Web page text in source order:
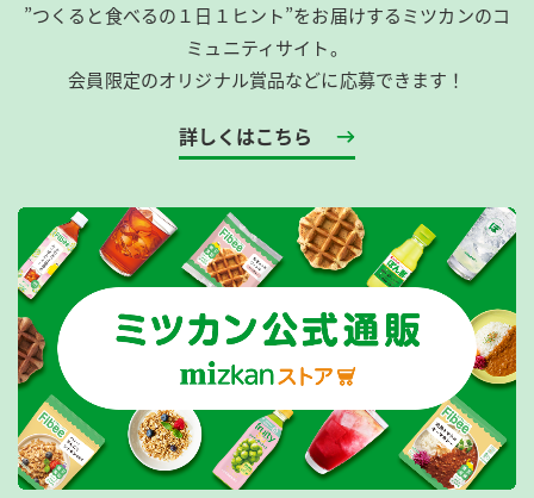
”つくると食べるの１日１ヒント”をお届けするミツカンのコ
ミュニティサイト。
会員限定のオリジナル賞品などに応募できます！
詳しくはこちら